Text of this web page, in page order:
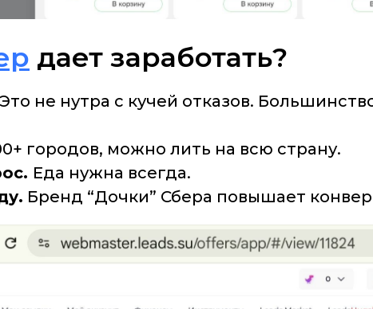
дает заработать?
Это не нутра с кучей отказов.
городов, можно лить на всю страну.
Еда нужна всегда.
Бренд “Дочки” Сбера повышает